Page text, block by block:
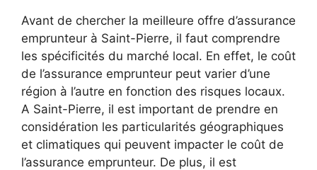
Avant de chercher la meilleure offre d’assurance
emprunteur à Saint-Pierre, il faut comprendre
les spécificités du marché local. En effet, le coût
de l’assurance emprunteur peut varier d’une
région à l’autre en fonction des risques locaux.
A Saint-Pierre, il est important de prendre en
considération les particularités géographiques
et climatiques qui peuvent impacter le coût de
l’assurance emprunteur. De plus, il est